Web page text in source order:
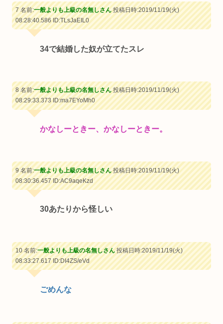
7 名前:一般よりも上級の名無しさん投稿日時:2019/11/19(火)
08:28:40.586ID:TLsJaEIL0
34で結婚した奴が立てたスレ
8 名前:一般よりも上級の名無しさん投稿日時:2019/11/19(火)
08:29:33.373ID:ma7EYoMh0
かなしーときー、かなしーときー。
9 名前:一般よりも上級の名無しさん投稿日時:2019/11/19(火)
08:30:36.457ID:AC9aqeKzd
30あたりから怪しい
10 名前:一般よりも上級の名無しさん投稿日時:2019/11/19(火)
08:33:27.617ID:DI4ZS/eVd
ごめんな